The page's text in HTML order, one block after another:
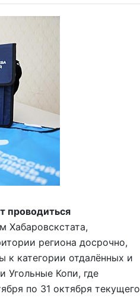
проводиться
Хабаровскстата,
региона досрочно,
к категории отдалённых и
Угольные Копи, где
по 31 октября текущего